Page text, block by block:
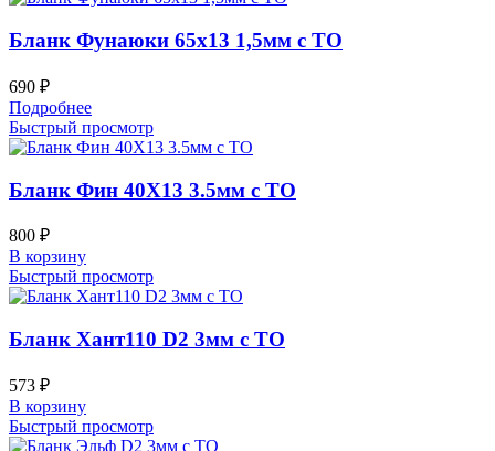
Бланк Фунаюки 65х13 1,5мм с ТО
690 ₽
Подробнее
Быстрый просмотр
Бланк Фин 40Х13 3.5мм с ТО
800 ₽
В корзину
Быстрый просмотр
Бланк Хант110 D2 3мм с ТО
573 ₽
В корзину
Быстрый просмотр